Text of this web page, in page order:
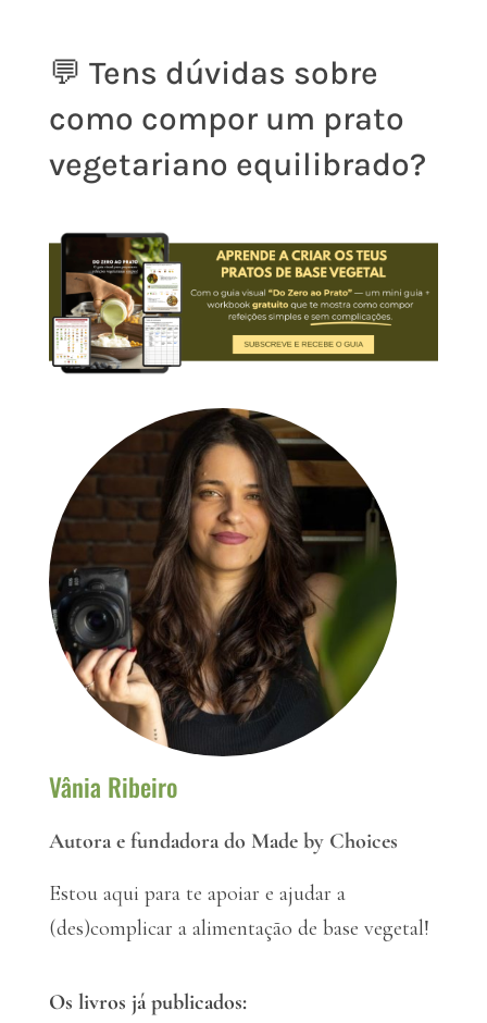
💬 Tens dúvidas sobre
como compor um prato
vegetariano equilibrado?
Vânia Ribeiro
Autora e fundadora do Made by Choices
Estou aqui para te apoiar e ajudar a
(des)complicar a alimentação de base vegetal!
Os livros já publicados: